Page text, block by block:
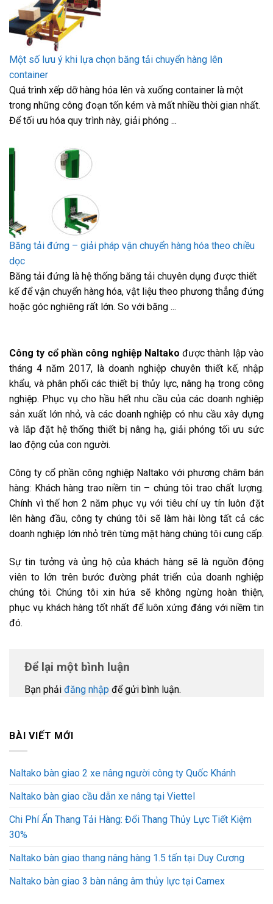
Một số lưu ý khi lựa chọn băng tải chuyển hàng lên
container
Quá trình xếp dỡ hàng hóa lên và xuống container là một
trong những công đoạn tốn kém và mất nhiều thời gian nhất.
Để tối ưu hóa quy trình này, giải phóng ...
Băng tải đứng – giải pháp vận chuyển hàng hóa theo chiều
dọc
Băng tải đứng là hệ thống băng tải chuyên dụng được thiết
kế để vận chuyển hàng hóa, vật liệu theo phương thẳng đứng
hoặc góc nghiêng rất lớn. So với băng ...
Công ty cổ phần công nghiệp Naltako được thành lập vào
tháng 4 năm 2017, là doanh nghiệp chuyên thiết kế, nhập
khẩu, và phân phối các thiết bị thủy lực, nâng hạ trong công
nghiệp. Phục vụ cho hầu hết nhu cầu của các doanh nghiệp
sản xuất lớn nhỏ, và các doanh nghiệp có nhu cầu xây dựng
và lắp đặt hệ thống thiết bị nâng hạ, giải phóng tối ưu sức
lao động của con người.
Công ty cổ phần công nghiệp Naltako với phương châm bán
hàng: Khách hàng trao niềm tin – chúng tôi trao chất lượng.
Chính vì thế hơn 2 năm phục vụ với tiêu chí uy tín luôn đặt
lên hàng đầu, công ty chúng tôi sẽ làm hài lòng tất cả các
doanh nghiệp lớn nhỏ trên từng mặt hàng chúng tôi cung cấp.
Sự tin tưởng và ủng hộ của khách hàng sẽ là nguồn động
viên to lớn trên bước đường phát triển của doanh nghiệp
chúng tôi. Chúng tôi xin hứa sẽ không ngừng hoàn thiện,
phục vụ khách hàng tốt nhất để luôn xứng đáng với niềm tin
đó.
Để lại một bình luận
Bạn phải đăng nhập để gửi bình luận.
BÀI VIẾT MỚI
Naltako bàn giao 2 xe nâng người công ty Quốc Khánh
Naltako bàn giao cầu dẫn xe nâng tại Viettel
Chi Phí Ẩn Thang Tải Hàng: Đổi Thang Thủy Lực Tiết Kiệm
30%
Naltako bàn giao thang nâng hàng 1.5 tấn tại Duy Cương
Naltako bàn giao 3 bàn nâng âm thủy lực tại Camex